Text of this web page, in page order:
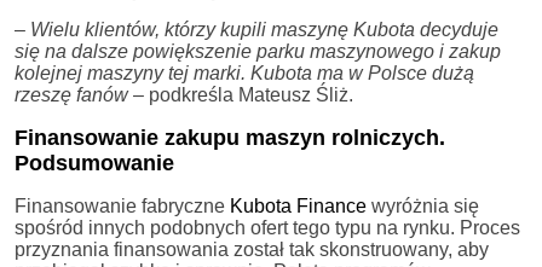
– Wielu klientów, którzy kupili maszynę Kubota decyduje
się na dalsze powiększenie parku maszynowego i zakup
kolejnej maszyny tej marki. Kubota ma w Polsce dużą
rzeszę fanów– podkreśla Mateusz Śliż.
Finansowanie zakupu maszyn rolniczych.
Podsumowanie
Finansowanie fabryczne Kubota Finance wyróżnia się
spośród innych podobnych ofert tego typu na rynku. Proces
przyznania finansowania został tak skonstruowany, aby